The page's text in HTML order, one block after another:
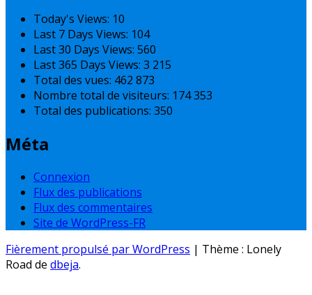
Today's Views: 10
Last 7 Days Views: 104
Last 30 Days Views: 560
Last 365 Days Views: 3 215
Total des vues: 462 873
Nombre total de visiteurs: 174 353
Total des publications: 350
Méta
Connexion
Flux des publications
Flux des commentaires
Site de WordPress-FR
Fièrement propulsé par WordPress | Thème : Lonely
Road de dbeja.